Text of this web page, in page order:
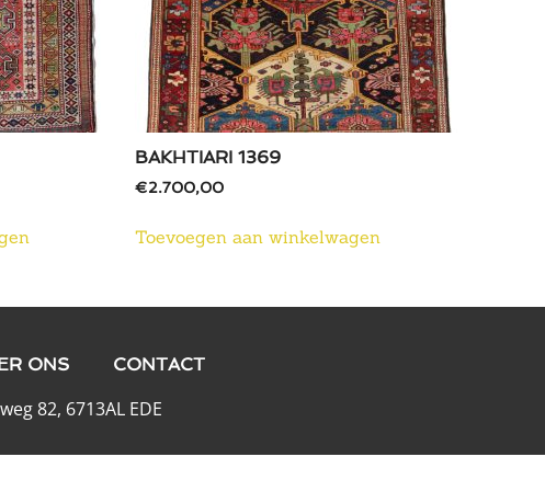
BAKHTIARI 1369
€2.700,00
Toevoegen aan winkelwagen
ONS CONTACT
82, 6713AL EDE